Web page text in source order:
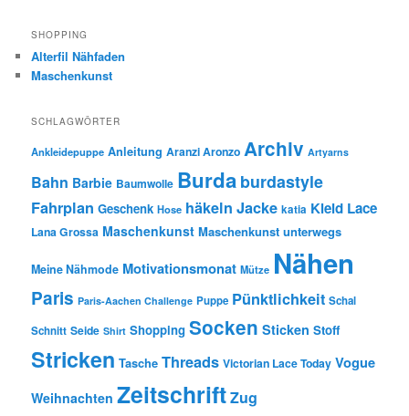
SHOPPING
Alterfil Nähfaden
Maschenkunst
SCHLAGWÖRTER
Ankleidepuppe Anleitung Aranzi Aronzo Archiv Artyarns
Bahn Barbie Baumwolle Burda burdastyle
Fahrplan Geschenk Hose häkeln Jacke katia Kleid Lace
Lana Grossa Maschenkunst Maschenkunst unterwegs
Meine Nähmode Motivationsmonat Mütze Nähen
Paris Paris-Aachen Challenge Puppe Pünktlichkeit Schal
Schnitt Seide Shirt Shopping Socken Sticken Stoff
Stricken Tasche Threads Victorian Lace Today Vogue
Weihnachten ZeitschriftZug